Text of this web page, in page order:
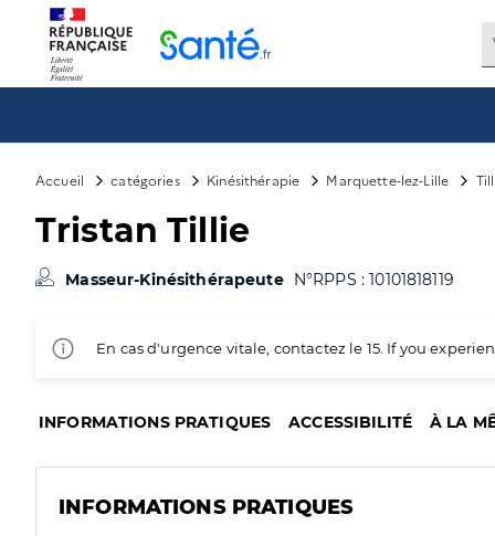
Accueil catégories Kinésithérapie Marquette-lez-Lille
Tristan Tillie
Masseur-Kinésithérapeute N°RPPS : 10101818119
En cas d'urgence vitale, contactez le 15. If you
INFORMATIONS PRATIQUES ACCESSIBILITÉ À LA
INFORMATIONS PRATIQUES
Panneau de gestion des cookies